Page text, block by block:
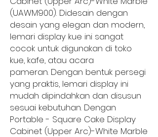
(UAWM900). Didesain dengan
desain yang elegan dan modern,
lemari display kue ini sangat
cocok untuk digunakan di toko
kue, kafe, atau acara
pameran. Dengan bentuk persegi
yang praktis, lemari display ini
mudah dipindahkan dan disusun
sesuai kebutuhan. Dengan
Portable - Square Cake Display
Cabinet (Upper Arc)-White Marble